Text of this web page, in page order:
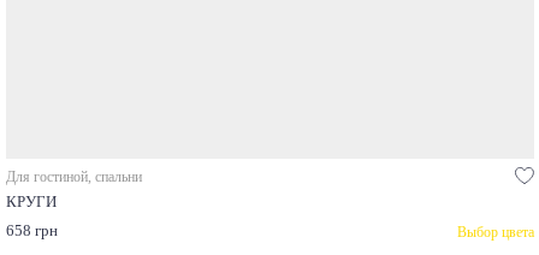
Для гостиной, спальни
КРУГИ
658 грн
Выбор цвета